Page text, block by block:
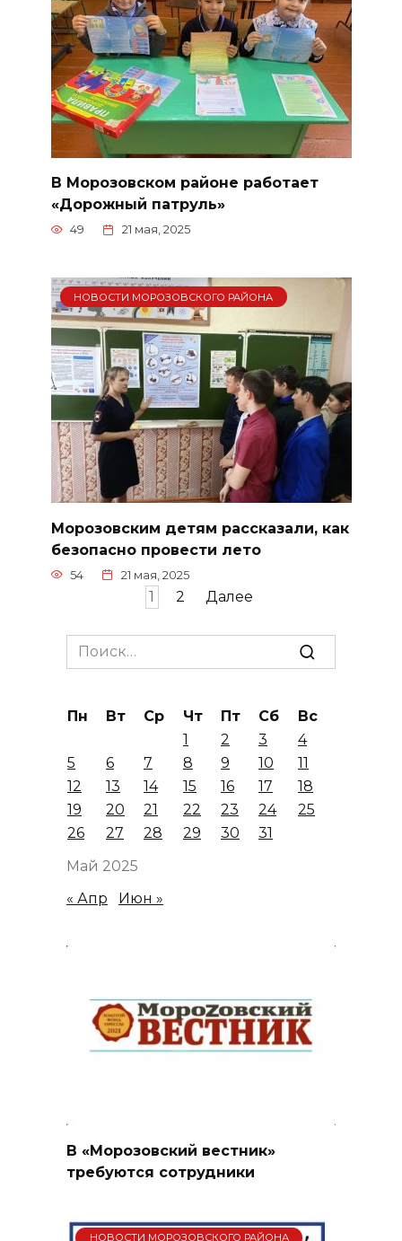
В Морозовском районе работает
«Дорожный патруль»
49 21 мая, 2025
НОВОСТИ МОРОЗОВСКОГО РАЙОНА
Морозовским детям рассказали, как
безопасно провести лето
54 21 мая, 2025
1 2 Далее
Search
for:
Май 2025
Пн Вт Ср Чт Пт Сб
Вс
1
2 3
4
5
6 7 8 9 10
11
12
13 14 15 16 17
18
19
20 21 22 23 24
25
26
27 28 29 30 31
« Апр Июн »
В «Морозовский вестник»
требуются сотрудники
НОВОСТИ МОРОЗОВСКОГО РАЙОНА